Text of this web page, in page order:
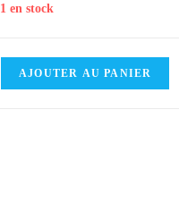
1 en stock
AJOUTER AU PANIER